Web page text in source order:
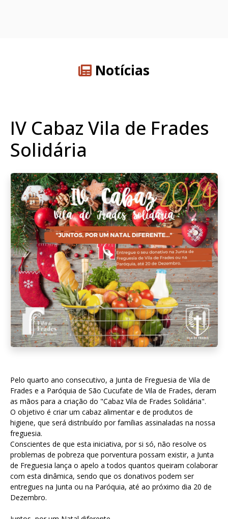
Notícias
IV Cabaz Vila de Frades
Solidária
Pelo quarto ano consecutivo, a Junta de Freguesia de Vila de
Frades e a Paróquia de São Cucufate de Vila de Frades, deram
as mãos para a criação do "Cabaz Vila de Frades Solidária".
O objetivo é criar um cabaz alimentar e de produtos de
higiene, que será distribuído por famílias assinaladas na nossa
freguesia.
Conscientes de que esta iniciativa, por si só, não resolve os
problemas de pobreza que porventura possam existir, a Junta
de Freguesia lança o apelo a todos quantos queiram colaborar
com esta dinâmica, sendo que os donativos podem ser
entregues na Junta ou na Paróquia, até ao próximo dia 20 de
Dezembro.